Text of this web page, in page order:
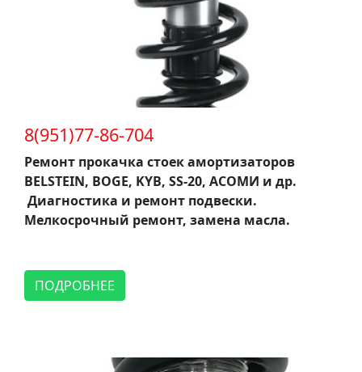
8(951)77-86-704
Ремонт прокачка стоек амортизаторов
BELSTEIN, BOGE, KYB, SS-20, АСОМИ и др.
Диагностика и ремонт подвески.
Мелкосрочный ремонт, замена масла.
ПОДРОБНЕЕ